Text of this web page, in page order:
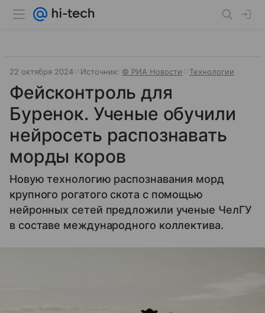
22 октября 2024 Источник: © РИА Новости Технологии
Фейсконтроль для
Буренок. Ученые обучили
нейросеть распознавать
морды коров
Новую технологию распознавания морд
крупного рогатого скота с помощью
нейронных сетей предложили ученые ЧелГУ
в составе международного коллектива.